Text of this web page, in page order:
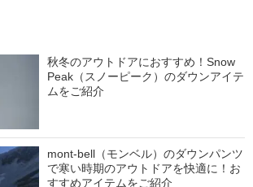
秋冬のアウトドアにおすすめ！Snow
Peak（スノーピーク）のダウンアイテ
ムをご紹介
mont-bell（モンベル）のダウンパンツ
で寒い時期のアウトドアを快適に！お
すすめアイテムをご紹介